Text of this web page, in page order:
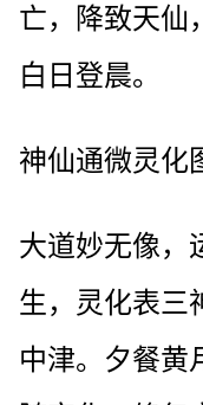
亡，降致天仙
白日登晨。
神仙通微灵化
大道妙无像，
生，灵化表三
中津。夕餐黄